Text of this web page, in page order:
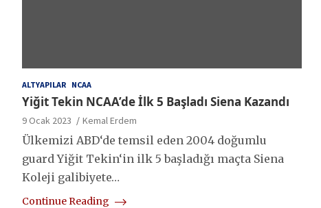
ALTYAPILAR NCAA
Yiğit Tekin NCAA’de İlk 5 Başladı Siena Kazandı
9 Ocak 2023 Kemal Erdem
Ülkemizi ABD‘de temsil eden 2004 doğumlu
guard Yiğit Tekin‘in ilk 5 başladığı maçta Siena
Koleji galibiyete…
Continue Reading